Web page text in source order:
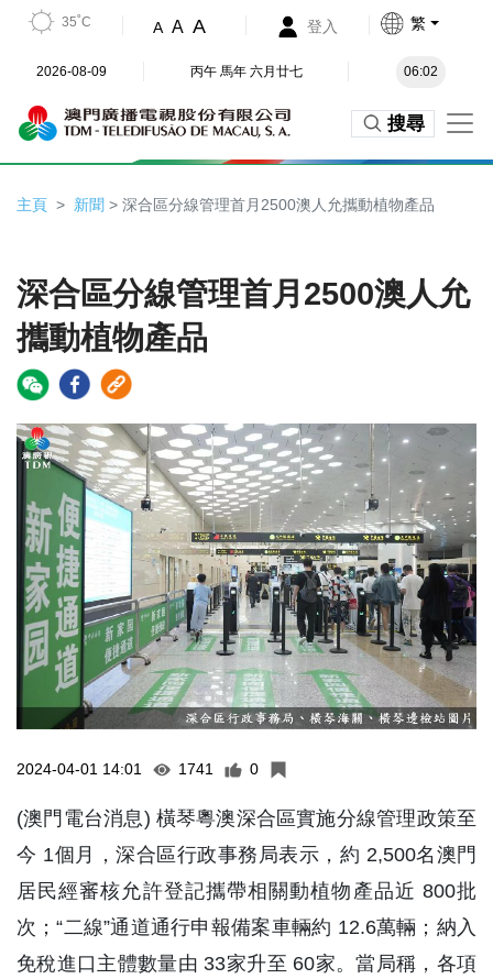
35˚C A A A 登入 繁
2026-08-09 丙午 馬年 六月廿七 06:02
搜尋
主頁 新聞 > 深合區分線管理首月2500澳人允攜動植物產品
深合區分線管理首月2500澳人允
攜動植物產品
2024-04-01 14:01 1741 0
(澳門電台消息) 橫琴粵澳深合區實施分線管理政策至
今 1個月，深合區行政事務局表示，約 2,500名澳門
居民經審核允許登記攜帶相關動植物產品近 800批
次；“二線”通道通行申報備案車輛約 12.6萬輛；納入
免稅進口主體數量由 33家升至 60家。當局稱，各項